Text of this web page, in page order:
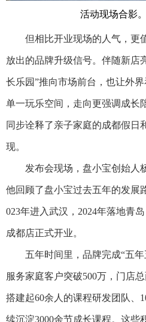
活动现场合影
但相比开业现场的人气，更
放出的品牌升级信号。伴随新店
长乐园”推向市场前台，也让外
单一玩乐空间，走向更强调成长
同步诠释了亲子家庭的成都假日
现。
发布会现场，盘小宝创始人杨
他回顾了盘小宝过去五年的发展
023年进入武汉，2024年落地青
成都店正式开业。
五年时间里，品牌完成“五年
服务家庭客户突破500万，门店
搭建起60余人的课程研发团队、
续沉淀3000余节成长课程。这些